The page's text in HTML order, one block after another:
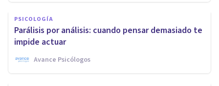
PSICOLOGÍA
Parálisis por análisis: cuando pensar demasiado te
impide actuar
Avance Psicólogos